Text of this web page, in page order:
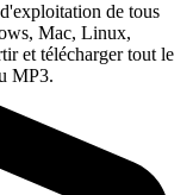
de tous
Mac, Linux,
et télécharger tout le
MP3.